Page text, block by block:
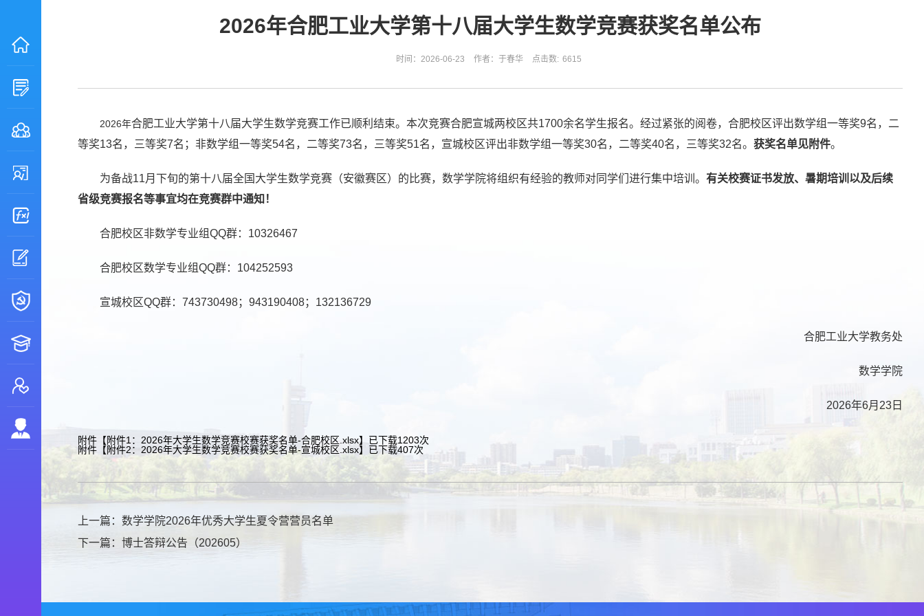
2026年合肥工业大学第十八届大学生数学竞赛获奖名单公布
时间：2026-06-23 作者：于春华 点击数: 6615
2026年合肥工业大学第十八届大学生数学竞赛工作已顺利结束。本次竞赛合肥宣城两校区共1700余名学生报名。经过紧张的阅卷， 合肥校区评出数学组一等奖9名，二
等奖13名，三等奖7名；非数学组一等奖54名，二等奖73名，三等奖51名，宣城校区评出非数学组一等奖30名，二等奖40名，三等奖32名。 获奖名单见附件。
为备战11月下旬的第十八届全国大学生数学竞赛（安徽赛区）的比赛，数学学院将组织有经验的教师对同学们进行集中培训。 有关校赛证书发放、暑期培训以及后续
省级竞赛报名等事宜均在竞赛群中通知！
合肥校区非数学专业组QQ群：10326467
合肥校区数学专业组QQ群：104252593
宣城校区QQ群：743730498；943190408；132136729
合肥工业大学教务处
数学学院
2026年6月23日
附件【附件1：2026年大学生数学竞赛校赛获奖名单-合肥校区.xlsx】已下载1203次
附件【附件2：2026年大学生数学竞赛校赛获奖名单-宣城校区.xlsx】已下载407次
上一篇： 数学学院2026年优秀大学生夏令营营员名单
下一篇： 博士答辩公告（202605）